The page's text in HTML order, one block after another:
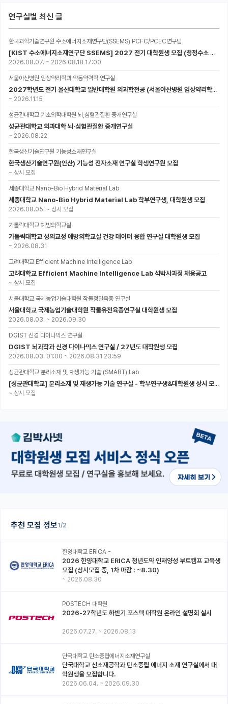
추천 모집 정보1/2
한양대학교 ERICA -
2026 한양대학교 ERICA 청년도약 인재양성 부트캠프 교육생
모집 (상시모집 중, 1차 마감 : ~8.30)
~ 2026.08.30
POSTECH 대학원
2026-27학년도 하반기 포스텍 대학원 온라인 설명회 실시
2026.07.27. ~ 2026.08.13
단국대학교 탄소중립에너지소재연구실
단국대학교 신소재공학과 탄소중립 에너지 소재 연구실에서 대
학원생을 모집합니다.
2026.06.04. ~ 2026.09.30
연구실별 최신 글
한국과학기술연구원 수소에너지소재연구단(SSEMS) PCFC/PCEC연구팀
[KIST 수소에너지소재연구단 SSEMS] 2027 전기 대학원생 모집 (청정수소 생산/활용을 위한 프로톤 세라믹 전지)
2026.08.07. ~ 2026.08.18 17:00
서울아산병원 임상약리학과 약동약력학 연구실
2027학년도 전기 울산대학교 일반대학원 의과학전공 (서울아산병원 임상약리학과 약동약력학 연구실) 대학원생 모집공고
~ 2026.11.15
성균관대학교 기초의학대학원 뇌,심혈관질환 중개연구실
성균관대학교 의과대학 뇌·심혈관질환 중개연구실
~ 2026.08.22
한국생산기술연구원 기능성소재연구실
한국생산기술연구원(안산) 기능성 전자소재 연구실 학생연구원 모집
~ 상시 모집
세종대학교 Nano-Bio Hybrid Material Lab
세종대학교 Nano-Bio Hybrid Material Lab 학부연구생, 대학원생 모집
2026.08.05. ~ 상시 모집
가톨릭대학교 예방의학교실
가톨릭대학교 성의교정 예방의학교실 건강 데이터 융합 연구실 대학원생 모집
~ 2026.08.31
고려대학교 Efficient Machine Intelligence Lab
고려대학교 Efficient Machine Intelligence Lab 석박사과정 채용공고
~ 상시 모집
서울대학교 국제농업기술대학원 작물정밀육종 연구실
서울대학교 국제농업기술대학원 작물유전육종연구실 대학원생 모집
2026.08.03. ~ 2026.09.30
DGIST 신경 다이나믹스 연구실
DGIST 뇌과학과 신경 다이나믹스 연구실 / 27년도 대학원생 모집
2026.08.03. 01:00 ~ 2026.08.31 23:59
성균관대학교 분리소재 및 재생가능 기술 (SMART) Lab
[성균관대학교] 분리소재 및 재생가능 기술 연구실 - 학부연구생&대학원생 상시 모집 (미래에너지공학과)
~ 상시 모집